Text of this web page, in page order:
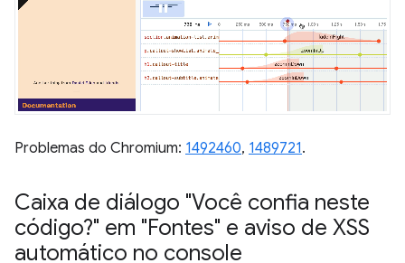
Problemas do Chromium: 1492460, 1489721.
Caixa de diálogo "Você confia neste
código?" em "Fontes" e aviso de XSS
automático no console